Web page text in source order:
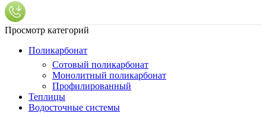
Просмотр категорий
Поликарбонат
Сотовый поликарбонат
Монолитный поликарбонат
Профилированный
Теплицы
Водосточные системы